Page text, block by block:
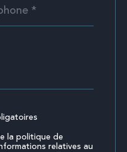
la politique de
relatives au